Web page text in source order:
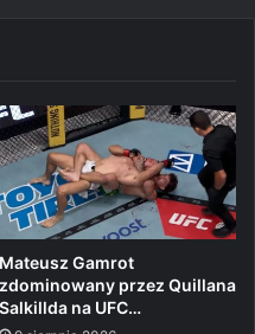
Mateusz Gamrot
zdominowany przez Quillana
Salkillda na UFC…